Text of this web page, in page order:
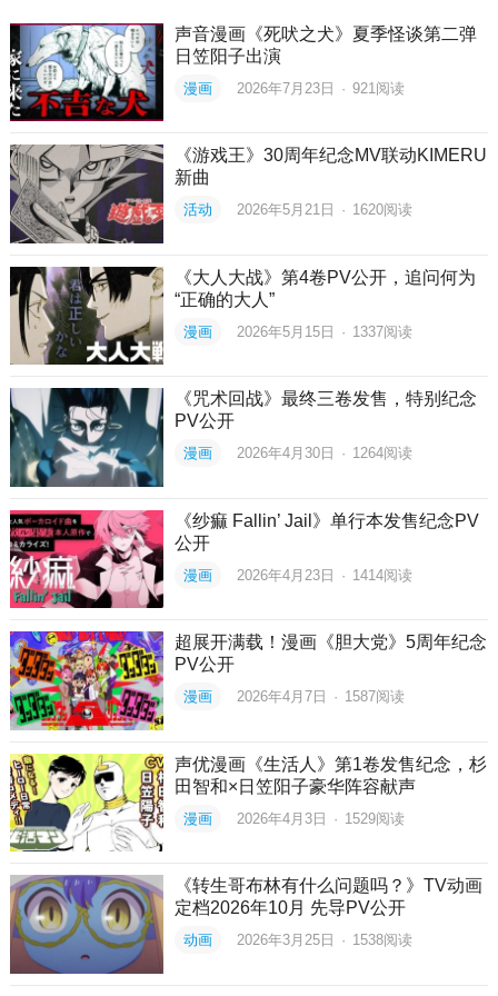
声音漫画《死吠之犬》夏季怪谈第二弹
日笠阳子出演
漫画 2026年7月23日 · 921 阅读
《游戏王》30周年纪念MV联动KIMERU
新曲
活动 2026年5月21日 · 1620阅读
《大人大战》第4卷PV公开，追问何为
“正确的大人”
漫画 2026年5月15日 · 1337阅读
《咒术回战》最终三卷发售，特别纪念
PV公开
漫画 2026年4月30日 · 1264阅读
《纱痲 Fallin’ Jail》单行本发售纪念PV
公开
漫画 2026年4月23日 · 1414阅读
超展开满载！漫画《胆大党》5周年纪念
PV公开
漫画 2026年4月7日 · 1587阅读
声优漫画《生活人》第1卷发售纪念，杉
田智和×日笠阳子豪华阵容献声
漫画 2026年4月3日 · 1529阅读
《转生哥布林有什么问题吗？》TV动画
定档2026年10月 先导PV公开
动画 2026年3月25日 · 1538阅读